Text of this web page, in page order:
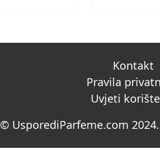
Kontakt
Pravila
Uvjeti
© UsporediParfeme.com